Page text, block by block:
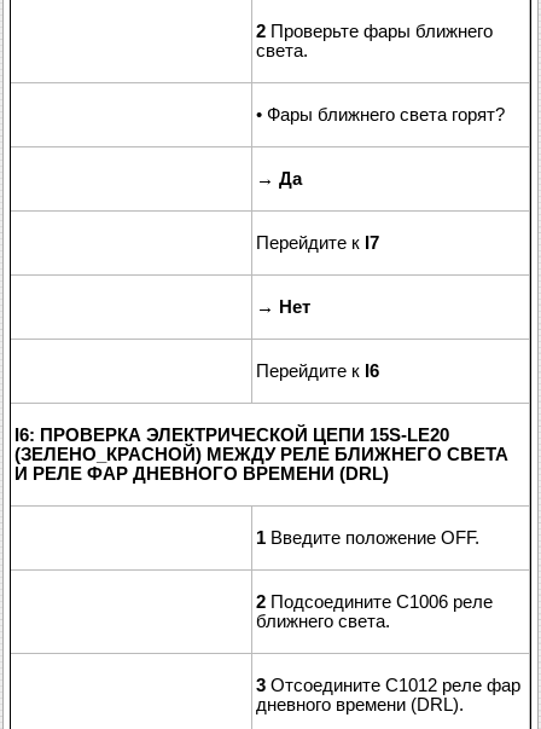
2 Проверьте фары ближнего
света.
• Фары ближнего света горят?
→ Да
Перейдите к I7
→ Нет
Перейдите к I6
I6: ПРОВЕРКА ЭЛЕКТРИЧЕСКОЙ ЦЕПИ 15S-LE20
(ЗЕЛЕНО_КРАСНОЙ) МЕЖДУ РЕЛЕ БЛИЖНЕГО СВЕТА
И РЕЛЕ ФАР ДНЕВНОГО ВРЕМЕНИ (DRL)
1 Введите положение OFF.
2 Подсоедините C1006 реле
ближнего света.
3 Отсоедините C1012 реле фар
дневного времени (DRL).